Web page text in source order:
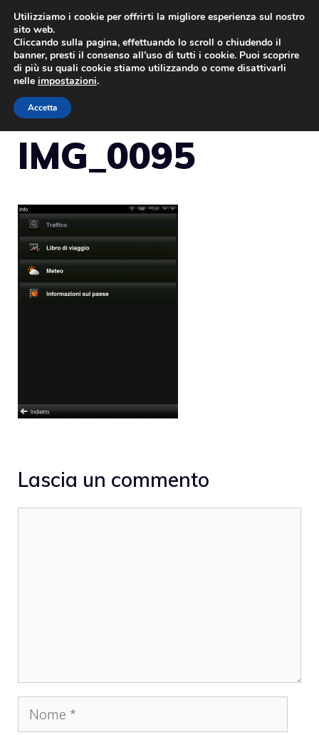
Vai
contenuto
IMG_0095
Lascia un commento
Nome
Utilizziamo i cookie per offrirti la migliore esperienza sul nostro
sito web.
Cliccando sulla pagina, effettuando lo scroll o chiudendo il
banner, presti il consenso all’uso di tutti i cookie. Puoi scoprire
di più su quali cookie stiamo utilizzando o come disattivarli
nelle impostazioni.
Accetta